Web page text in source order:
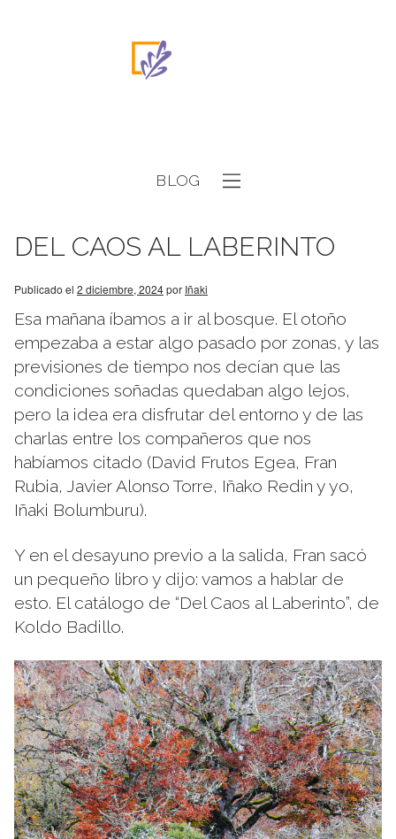
BLOG
DEL CAOS AL LABERINTO
Publicado el 2 diciembre, 2024por Iñaki
Esa mañana íbamos a ir al bosque. El otoño
empezaba a estar algo pasado por zonas, y las
previsiones de tiempo nos decían que las
condiciones soñadas quedaban algo lejos,
pero la idea era disfrutar del entorno y de las
charlas entre los compañeros que nos
habíamos citado (David Frutos Egea, Fran
Rubia, Javier Alonso Torre, Iñako Redin y yo,
Iñaki Bolumburu).
Y en el desayuno previo a la salida, Fran sacó
un pequeño libro y dijo: vamos a hablar de
esto. El catálogo de “Del Caos al Laberinto”, de
Koldo Badillo.